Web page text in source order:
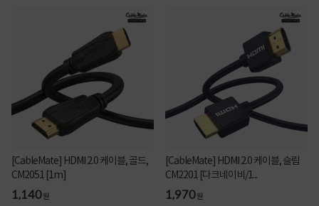
[CableMate] HDMI 2.0 케이블, 골드,
CM2051 [1m]
1,140원
[CableMate] HDMI 2.0 케이블, 슬림
CM2201 [다크네이비/1...
1,970원